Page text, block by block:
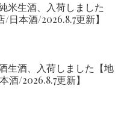
米生酒、入荷しました
/日本酒/2026.8.7更新】
生酒、入荷しました【地
酒/2026.8.7更新】